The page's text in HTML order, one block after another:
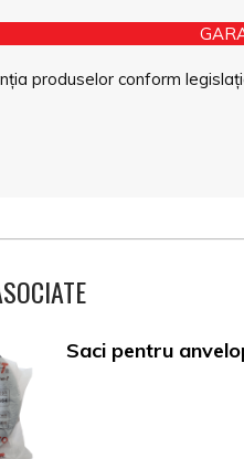
produselor conform
Saci pentru